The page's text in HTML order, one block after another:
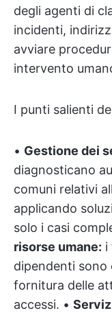
degli agenti di
incidenti,
avviare
intervento
I punti salienti
• Gestione dei
diagnosticano
comuni relativi
applicando
solo i casi
risorse umane: i
dipendenti sono
fornitura delle
accessi. •